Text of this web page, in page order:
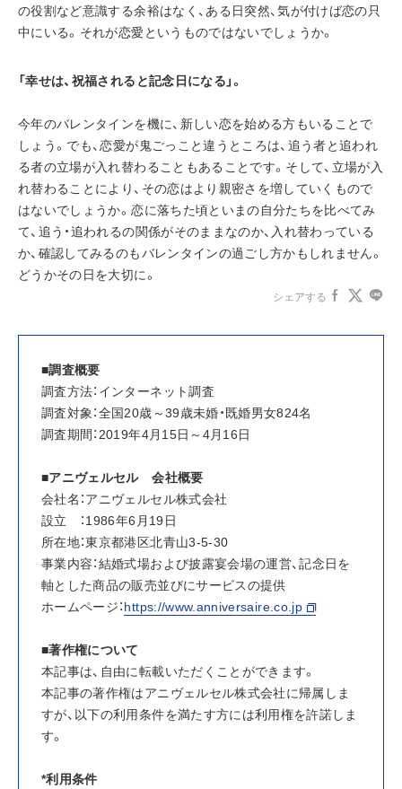
の役割など意識する余裕はなく、ある日突然、気が付けば恋の只
中にいる。それが恋愛というものではないでしょうか。
「幸せは、祝福されると記念日になる」。
今年のバレンタインを機に、新しい恋を始める方もいることで
しょう。でも、恋愛が鬼ごっこと違うところは、追う者と追われ
る者の立場が入れ替わることもあることです。そして、立場が入
れ替わることにより、その恋はより親密さを増していくもので
はないでしょうか。恋に落ちた頃といまの自分たちを比べてみ
て、追う・追われるの関係がそのままなのか、入れ替わっている
か、確認してみるのもバレンタインの過ごし方かもしれません。
どうかその日を大切に。
シェアする
■調査概要
調査方法：インターネット調査
調査対象：全国20歳～39歳未婚・既婚男女824名
調査期間：2019年4月15日～4月16日
■アニヴェルセル　会社概要
会社名：アニヴェルセル株式会社
設立　：1986年6月19日
所在地：東京都港区北青山3-5-30
事業内容：結婚式場および披露宴会場の運営、記念日を
軸とした商品の販売並びにサービスの提供
ホームページ：https://www.anniversaire.co.jp
■著作権について
本記事は、自由に転載いただくことができます。
本記事の著作権はアニヴェルセル株式会社に帰属しま
すが、以下の利用条件を満たす方には利用権を許諾しま
す。
*利用条件